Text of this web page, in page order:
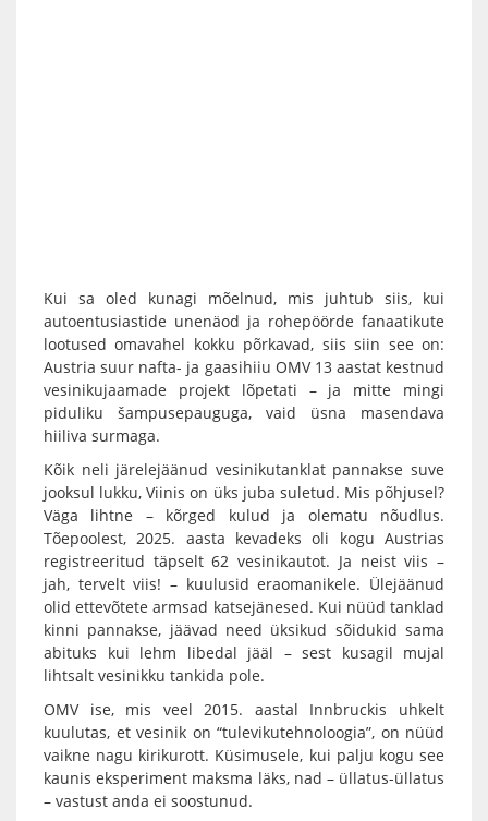
Kui sa oled kunagi mõelnud, mis juhtub siis, kui
autoentusiastide unenäod ja rohepöörde fanaatikute
lootused omavahel kokku põrkavad, siis siin see on:
Austria suur nafta- ja gaasihiiu OMV 13 aastat kestnud
vesinikujaamade projekt lõpetati – ja mitte mingi
piduliku šampusepauguga, vaid üsna masendava
hiiliva surmaga.
Kõik neli järelejäänud vesinikutanklat pannakse suve
jooksul lukku, Viinis on üks juba suletud. Mis põhjusel?
Väga lihtne – kõrged kulud ja olematu nõudlus.
Tõepoolest, 2025. aasta kevadeks oli kogu Austrias
registreeritud täpselt 62 vesinikautot. Ja neist viis –
jah, tervelt viis! – kuulusid eraomanikele. Ülejäänud
olid ettevõtete armsad katsejänesed. Kui nüüd tanklad
kinni pannakse, jäävad need üksikud sõidukid sama
abituks kui lehm libedal jääl – sest kusagil mujal
lihtsalt vesinikku tankida pole.
OMV ise, mis veel 2015. aastal Innbruckis uhkelt
kuulutas, et vesinik on “tulevikutehnoloogia”, on nüüd
vaikne nagu kirikurott. Küsimusele, kui palju kogu see
kaunis eksperiment maksma läks, nad – üllatus-üllatus
– vastust anda ei soostunud.